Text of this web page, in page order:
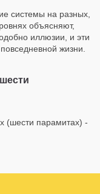
системы на разных,
объясняют,
иллюзии, и эти
жизни.
(шести парамитах) -